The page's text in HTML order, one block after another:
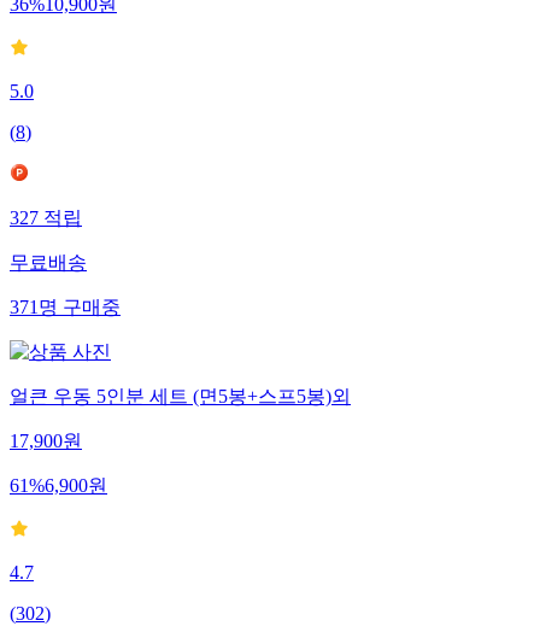
36%10,900원
5.0
(8)
327 적립
무료배송
371 명 구매중
얼큰 우동 5인분 세트 (면5봉+스프5봉)외
17,900원
61%6,900원
4.7
(302)